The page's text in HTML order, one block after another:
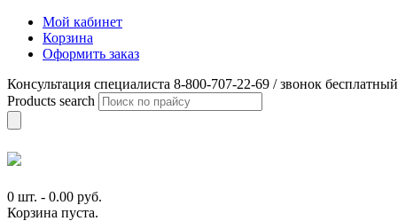
Мой кабинет
Корзина
Оформить заказ
Консультация специалиста 8-800-707-22-69 / звонок бесплатный
Products search
0 шт. - 0.00 руб.
Корзина пуста.